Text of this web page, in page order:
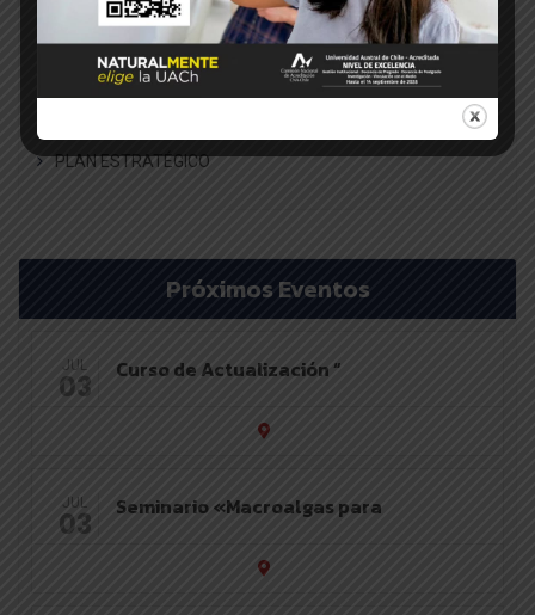
VINCULACIÓN
PLAN ESTRATÉGICO
Próximos Eventos
JUL
03 Curso de Actualización “
JUL
03 Seminario «Macroalgas para